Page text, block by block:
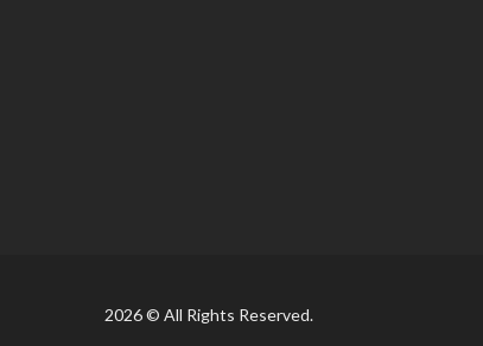
2026 © All Rights Reserved.